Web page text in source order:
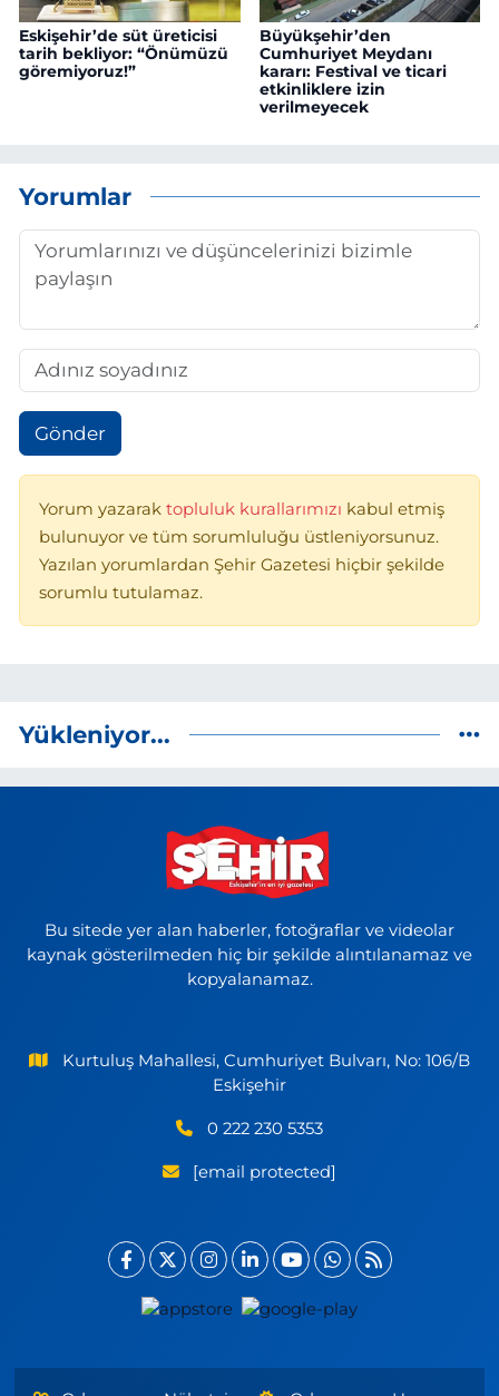
Eskişehir’de süt üreticisi
tarih bekliyor: “Önümüzü
göremiyoruz!”
Büyükşehir’den
Cumhuriyet Meydanı
kararı: Festival ve ticari
etkinliklere izin
verilmeyecek
Yorumlar
Gönder
Yorum yazarak topluluk kurallarımızı kabul etmiş
bulunuyor ve tüm sorumluluğu üstleniyorsunuz.
Yazılan yorumlardan Şehir Gazetesi hiçbir şekilde
sorumlu tutulamaz.
Yükleniyor...
Bu sitede yer alan haberler, fotoğraflar ve videolar
kaynak gösterilmeden hiç bir şekilde alıntılanamaz ve
kopyalanamaz.
Kurtuluş Mahallesi, Cumhuriyet Bulvarı, No: 106/B
Eskişehir
0 222 230 5353
[email protected]